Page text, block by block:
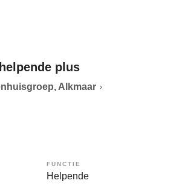
plus
Alkmaar
FUNCTIE
Helpende